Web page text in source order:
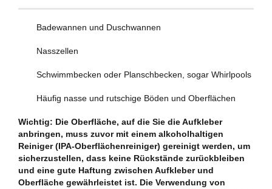
Badewannen und Duschwannen
Nasszellen
Schwimmbecken oder Planschbecken, sogar Whirlpools
Häufig nasse und rutschige Böden und Oberflächen
Wichtig: Die Oberfläche, auf die Sie die Aufkleber
anbringen, muss zuvor mit einem alkoholhaltigen
Reiniger (IPA-Oberflächenreiniger) gereinigt werden, um
sicherzustellen, dass keine Rückstände zurückbleiben
und eine gute Haftung zwischen Aufkleber und
Oberfläche gewährleistet ist. Die Verwendung von